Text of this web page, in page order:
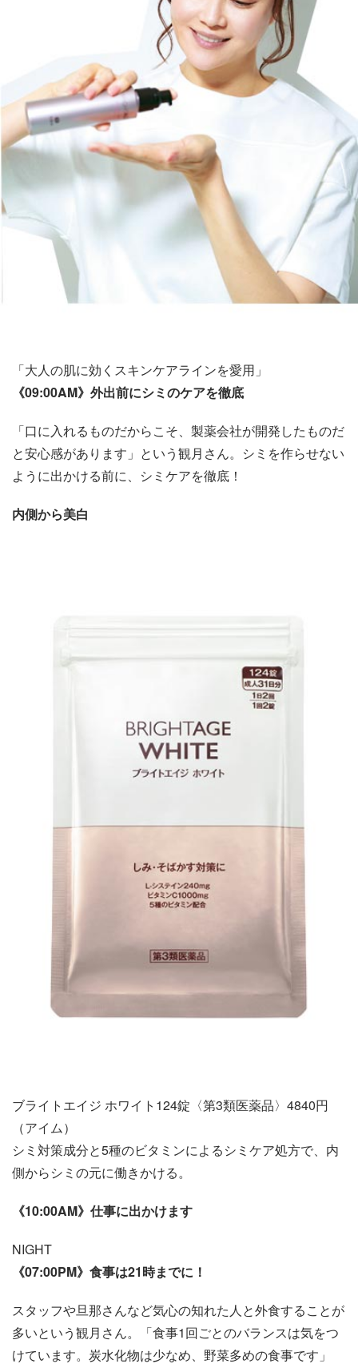
「大人の肌に効くスキンケアラインを愛用」
《09:00AM》外出前にシミのケアを徹底
「口に入れるものだからこそ、製薬会社が開発したものだ
と安心感があります」という観月さん。シミを作らせない
ように出かける前に、シミケアを徹底！
内側から美白
ブライトエイジ ホワイト124錠〈第3類医薬品〉4840円
（アイム）
シミ対策成分と5種のビタミンによるシミケア処方で、内
側からシミの元に働きかける。
《10:00AM》仕事に出かけます
NIGHT
《07:00PM》食事は21時までに！
スタッフや旦那さんなど気心の知れた人と外食することが
多いという観月さん。「食事1回ごとのバランスは気をつ
けています。炭水化物は少なめ、野菜多めの食事です」